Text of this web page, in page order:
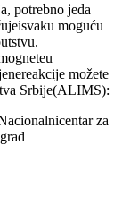
potrebno jeda
moguću
možete
Srbije(ALIMS):
za